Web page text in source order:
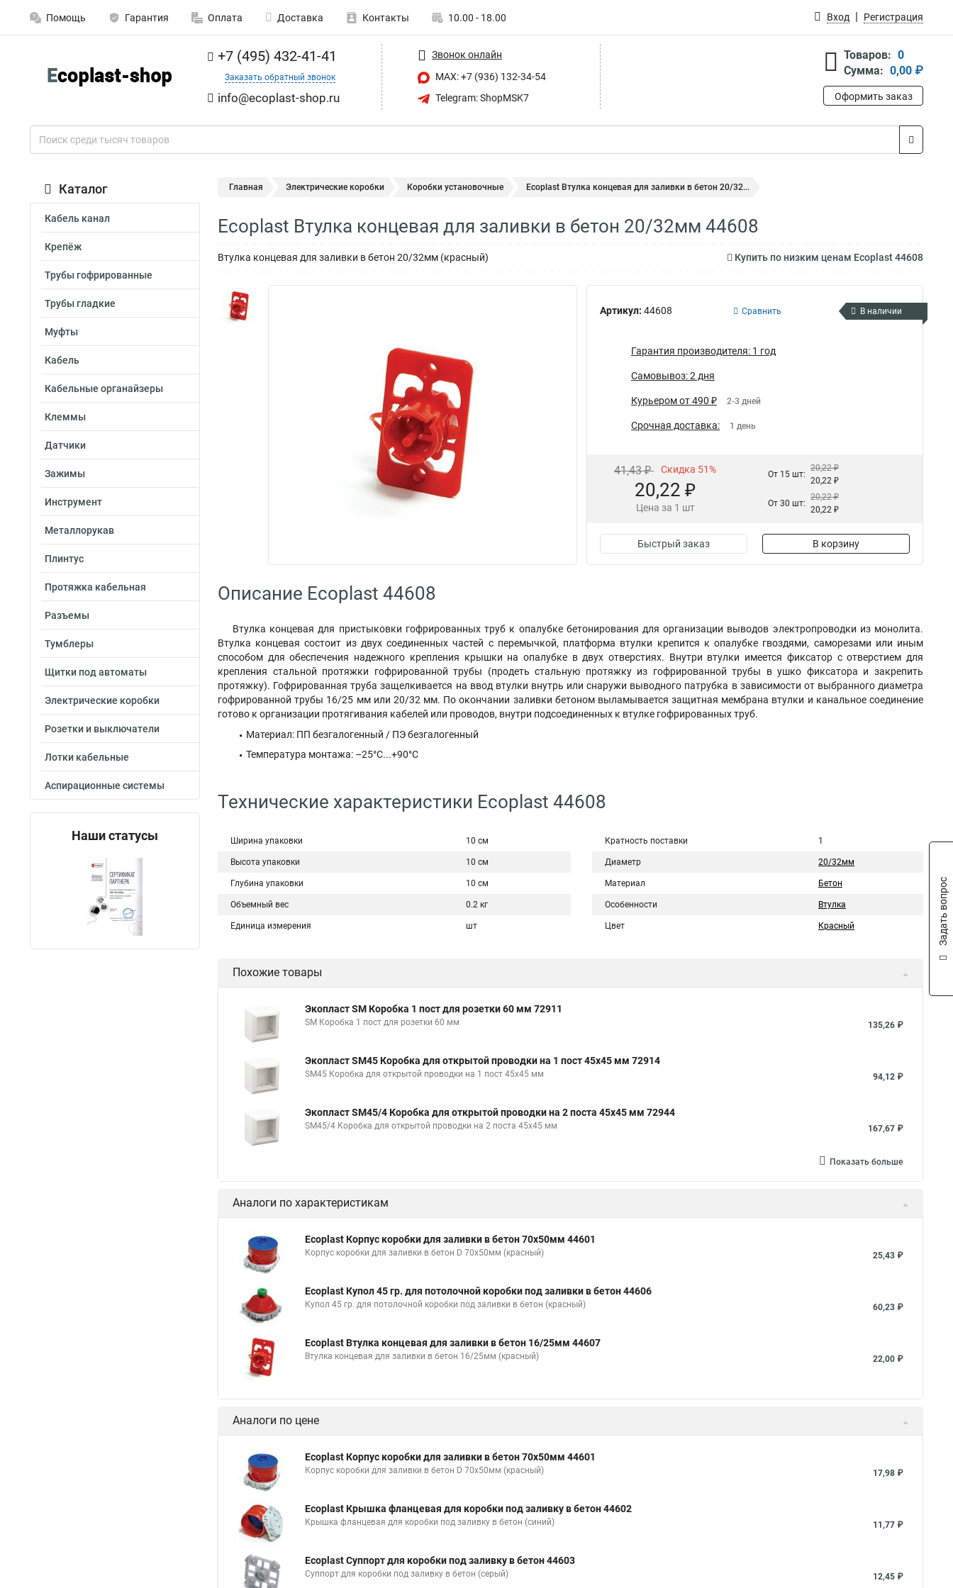
Помощь Гарантия Оплата Доставка Контакты 10.00 - 18.00 Вход Регистрация
+7 (495) 432-41-41
Заказать обратный звонок
info@ecoplast-shop.ru
Звонок онлайн
MAX: +7 (936) 132-34-54
Telegram: ShopMSK7
Товаров: 0
Сумма: 0,00 ₽
Оформить заказ
Каталог
Кабель канал
Крепёж
Трубы гофрированные
Трубы гладкие
Муфты
Кабель
Кабельные органайзеры
Клеммы
Датчики
Зажимы
Инструмент
Металлорукав
Плинтус
Протяжка кабельная
Разъемы
Тумблеры
Щитки под автоматы
Электрические коробки
Розетки и выключатели
Лотки кабельные
Аспирационные системы
Наши статусы
Главная Электрические коробки Коробки установочные Ecoplast Втулка концевая для заливки в бетон 20/32...
Ecoplast Втулка концевая для заливки в бетон 20/32мм 44608
Втулка концевая для заливки в бетон 20/32мм (красный) Купить по низким ценам Ecoplast 44608
Артикул: 44608 Сравнить В наличии
Гарантия производителя: 1 год
Самовывоз: 2 дня
Курьером от 490 ₽ 2-3 дней
Срочная доставка: 1 день
41,43 ₽ Скидка 51%
20,22 ₽
Цена за 1 шт
От 15 шт:
20,22 ₽
20,22 ₽
От 30 шт:
20,22 ₽
20,22 ₽
Быстрый заказ В корзину
Описание Ecoplast 44608
Втулка концевая для пристыковки гофрированных труб к опалубке бетонирования для организации выводов электропроводки из монолита.
Втулка концевая состоит из двух соединенных частей с перемычкой, платформа втулки крепится к опалубке гвоздями, саморезами или иным
способом для обеспечения надежного крепления крышки на опалубке в двух отверстиях. Внутри втулки имеется фиксатор с отверстием для
крепления стальной протяжки гофрированной трубы (продеть стальную протяжку из гофрированной трубы в ушко фиксатора и закрепить
протяжку). Гофрированная труба защелкивается на ввод втулки внутрь или снаружи выводного патрубка в зависимости от выбранного диаметра
гофрированной трубы 16/25 мм или 20/32 мм. По окончании заливки бетоном выламывается защитная мембрана втулки и канальное соединение
готово к организации протягивания кабелей или проводов, внутри подсоединенных к втулке гофрированных труб.
Материал: ПП безгалогенный / ПЭ безгалогенный
Температура монтажа: –25°C...+90°С
Технические характеристики Ecoplast 44608
Ширина упаковки 10 см
Высота упаковки 10 см
Глубина упаковки 10 см
Объемный вес 0.2 кг
Единица измерения шт
Кратность поставки 1
Диаметр 20/32мм
Материал Бетон
Особенности Втулка
Цвет Красный
Похожие товары
Экопласт SM Коробка 1 пост для розетки 60 мм 72911
SM Коробка 1 пост для розетки 60 мм 135,26 ₽
Экопласт SM45 Коробка для открытой проводки на 1 пост 45х45 мм 72914
SM45 Коробка для открытой проводки на 1 пост 45х45 мм 94,12 ₽
Экопласт SM45/4 Коробка для открытой проводки на 2 поста 45х45 мм 72944
SM45/4 Коробка для открытой проводки на 2 поста 45х45 мм 167,67 ₽
Показать больше
Аналоги по характеристикам
Ecoplast Корпус коробки для заливки в бетон 70х50мм 44601
Корпус коробки для заливки в бетон D 70х50мм (красный) 25,43 ₽
Ecoplast Купол 45 гр. для потолочной коробки под заливки в бетон 44606
Купол 45 гр. для потолочной коробки под заливки в бетон (красный) 60,23 ₽
Ecoplast Втулка концевая для заливки в бетон 16/25мм 44607
Втулка концевая для заливки в бетон 16/25мм (красный) 22,00 ₽
Аналоги по цене
Ecoplast Корпус коробки для заливки в бетон 70х50мм 44601
Корпус коробки для заливки в бетон D 70х50мм (красный) 17,98 ₽
Ecoplast Крышка фланцевая для коробки под заливку в бетон 44602
Крышка фланцевая для коробки под заливку в бетон (синий) 11,77 ₽
Ecoplast Суппорт для коробки под заливку в бетон 44603
Суппорт для коробки под заливку в бетон (серый) 12,45 ₽
Задать вопрос